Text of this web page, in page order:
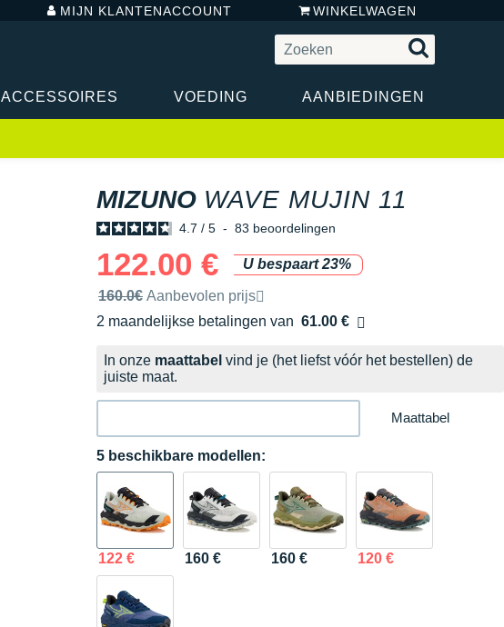
MIJN KLANTENACCOUNT WINKELWAGEN
ACCESSOIRES VOEDING AANBIEDINGEN
MIZUNO WAVE MUJIN 11
4.7 / 5 - 83 beoordelingen
122.00 €
U bespaart 23%
Door het merk aanbevolen verkoopprijs
160.0€ Aanbevolen prijs
2 maandelijkse betalingen van 61.00 €
zonder kosten
In onze maattabel vind je (het liefst vóór het bestellen) de
juiste maat.
Maattabel
5 beschikbare modellen:
122 € 160 € 160 € 120 €